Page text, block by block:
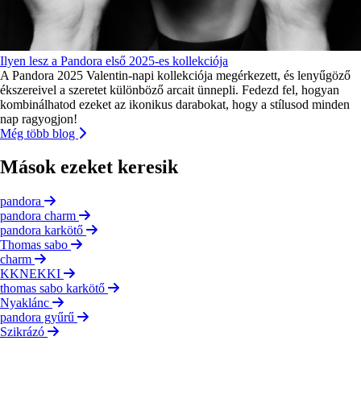
Ilyen lesz a Pandora első 2025-es kollekciója
A Pandora 2025 Valentin-napi kollekciója megérkezett, és lenyűgöző
ékszereivel a szeretet különböző arcait ünnepli. Fedezd fel, hogyan
kombinálhatod ezeket az ikonikus darabokat, hogy a stílusod minden
nap ragyogjon!
Még több blog
Mások ezeket keresik
pandora
pandora charm
pandora karkötő
Thomas sabo
charm
KKNEKKI
thomas sabo karkötő
Nyaklánc
pandora gyűrű
Szikrázó